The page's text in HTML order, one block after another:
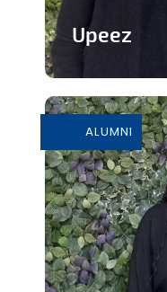
Upeez
grillons
En savoir plus
ALUMNI